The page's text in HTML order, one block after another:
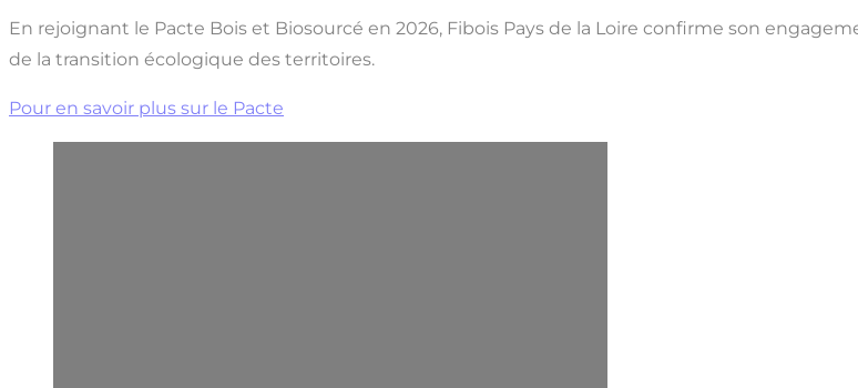
En rejoignant le Pacte Bois et Biosourcé en 2026, Fibois Pays de la Loire confirme son
de la transition écologique des territoires.
Pour en savoir plus sur le Pacte